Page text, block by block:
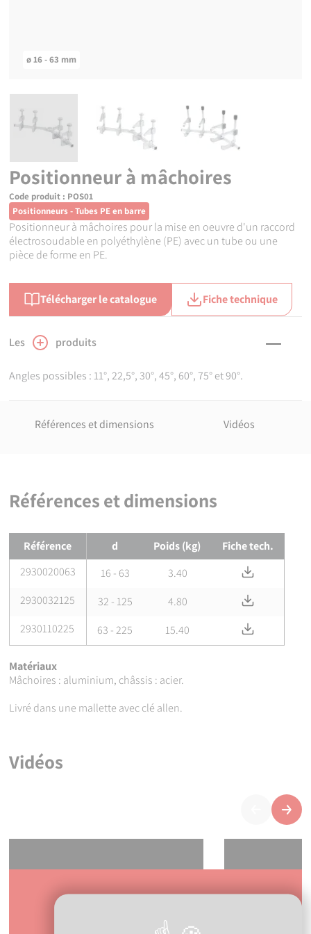
ø 16 - 63 mm
Positionneur à mâchoires
Code produit : POS01
Positionneurs - Tubes PE en barre
Positionneur à mâchoires pour la mise en oeuvre d'un raccord
électrosoudable en polyéthylène (PE) avec un tube ou une
pièce de forme en PE.
Télécharger le catalogue Fiche technique
Les produits
Angles possibles : 11°, 22,5°, 30°, 45°, 60°, 75° et 90°.
Références et dimensions Vidéos
Références et dimensions
Références et dimensions de Positionneur à mâchoires
Référence d Poids (kg)
Fiche tech.
2930020063
16 - 63 3.40
2930032125
32 - 125 4.80
2930110225
63 - 225 15.40
Matériaux
Mâchoires : aluminium, châssis : acier.
Livré dans une mallette avec clé allen.
Vidéos
Précédent
Nos formations